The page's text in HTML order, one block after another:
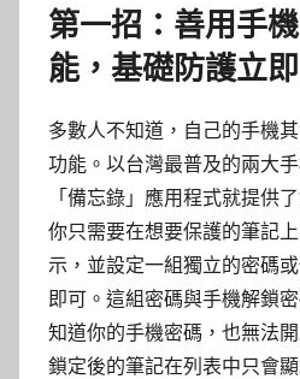
第一招：善用手
能，基礎防護立
多數人不知道，自己的手機
功能。以台灣最普及的兩大
「備忘錄」應用程式就提供
你只需要在想要保護的筆記
示，並設定一組獨立的密碼
即可。這組密碼與手機解鎖
知道你的手機密碼，也無法
鎖定後的筆記在列表中只會